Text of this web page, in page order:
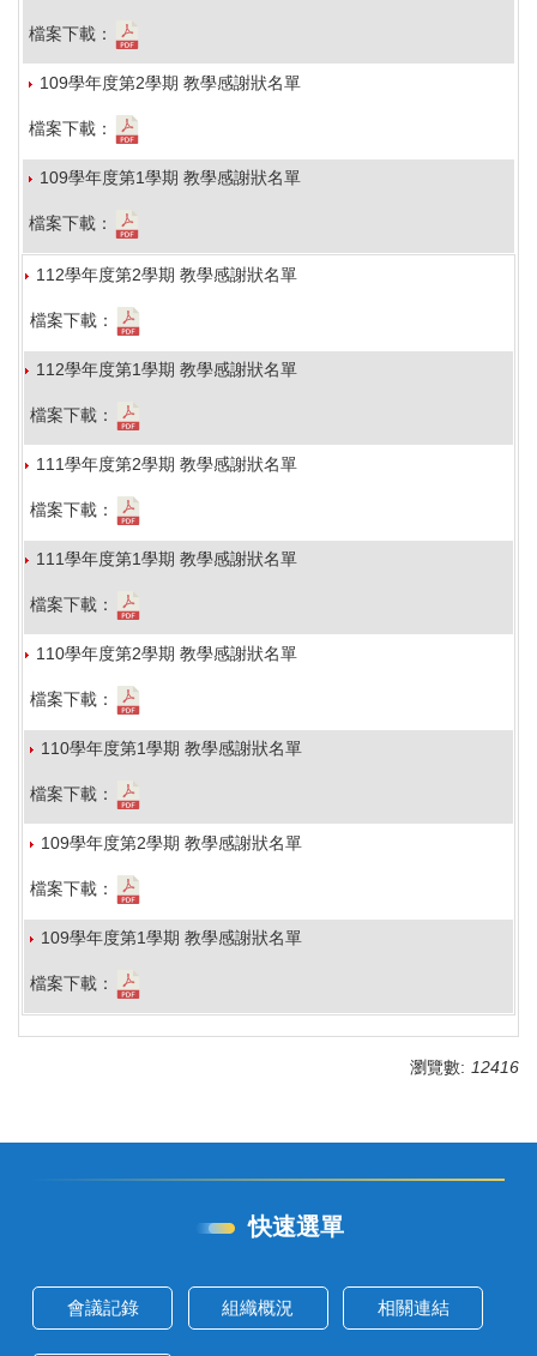
檔案下載：
109學年度第2學期 教學感謝狀名單
檔案下載：
109學年度第1學期 教學感謝狀名單
檔案下載：
112學年度第2學期 教學感謝狀名單
檔案下載：
112學年度第1學期 教學感謝狀名單
檔案下載：
111學年度第2學期 教學感謝狀名單
檔案下載：
111學年度第1學期 教學感謝狀名單
檔案下載：
110學年度第2學期 教學感謝狀名單
檔案下載：
110學年度第1學期 教學感謝狀名單
檔案下載：
109學年度第2學期 教學感謝狀名單
檔案下載：
109學年度第1學期 教學感謝狀名單
檔案下載：
瀏覽數: 12416
快速選單
會議記錄 組織概況 相關連結